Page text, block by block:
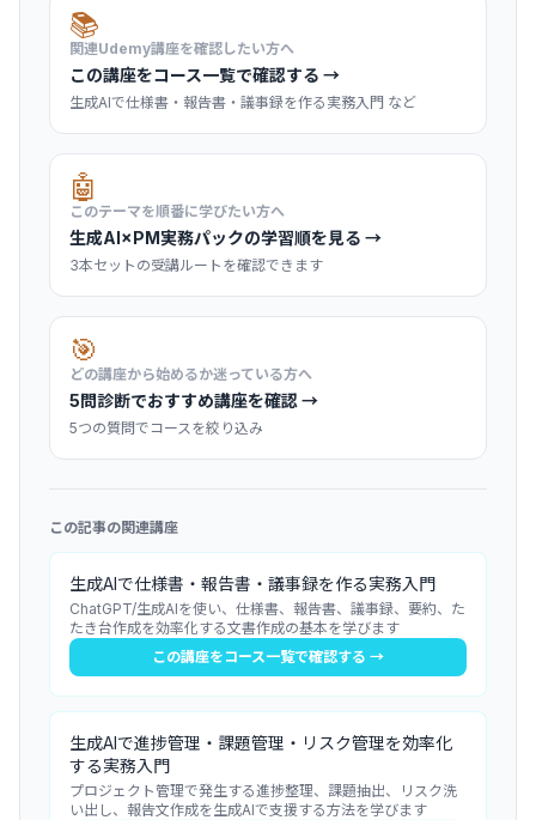
📚
関連Udemy講座を確認したい方へ
この講座をコース一覧で確認する →
生成AIで仕様書・報告書・議事録を作る実務入門 など
🤖
このテーマを順番に学びたい方へ
生成AI×PM実務パックの学習順を見る →
3本セットの受講ルートを確認できます
🎯
どの講座から始めるか迷っている方へ
5問診断でおすすめ講座を確認 →
5つの質問でコースを絞り込み
この記事の関連講座
生成AIで仕様書・報告書・議事録を作る実務入門
ChatGPT/生成AIを使い、仕様書、報告書、議事録、要約、た
たき台作成を効率化する文書作成の基本を学びます
この講座をコース一覧で確認する →
生成AIで進捗管理・課題管理・リスク管理を効率化
する実務入門
プロジェクト管理で発生する進捗整理、課題抽出、リスク洗
い出し、報告文作成を生成AIで支援する方法を学びます